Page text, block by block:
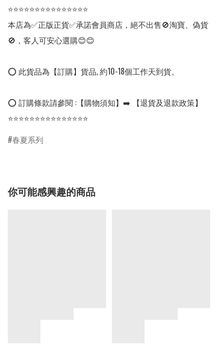
⭐⭐⭐⭐⭐⭐⭐⭐⭐⭐⭐⭐⭐⭐⭐
本店為✅正版正貨✅承諾會員商店，絕不出售🚫淘寶、偽貨
🚫，客人可安心選購😊😊
⭕ 此貨品為【訂購】貨品, 約10-18個工作天到貨。
⭕ 訂購條款請參閱 :【購物須知】➡️ 【退貨及退款政策】
⭐⭐⭐⭐⭐⭐⭐⭐⭐⭐⭐⭐⭐⭐⭐
春夏系列
你可能感興趣的商品